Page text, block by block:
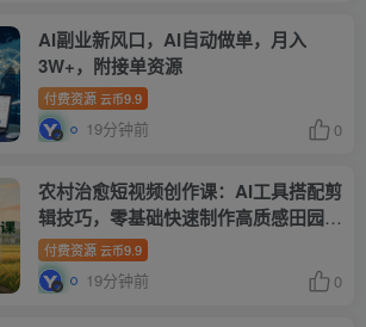
AI副业新风口，AI自动做单，月入
3W+，附接单资源
付费资源 云币9.9
19分钟前 0
农村治愈短视频创作课：AI工具搭配剪
辑技巧，零基础快速制作高质感田园治
愈内容
付费资源 云币9.9
19分钟前 0